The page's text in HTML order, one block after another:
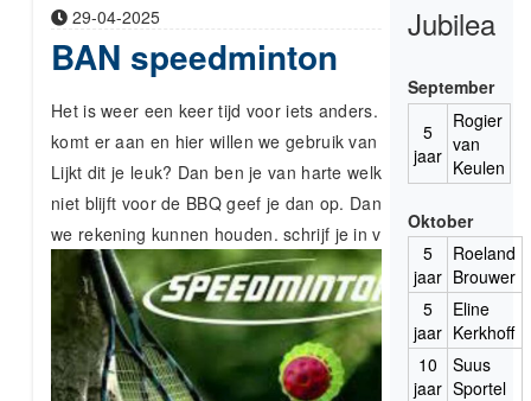
29-04-2025
BAN speedminton
Het is weer een keer tijd voor iets anders. Het mooie weer
komt er aan en hier willen we gebruik van maken.
Lijkt dit je leuk? Dan ben je van harte welkom. Ook als je
niet blijft voor de BBQ geef je dan op. Dan weten wij waar
we rekening kunnen houden. schrijf je in via delink.
Jubilea
September
5
jaar
Rogier
van
Keulen
Oktober
5
jaar
Roeland
Brouwer
5
jaar
Eline
Kerkhoff
10
jaar
Suus
Sportel